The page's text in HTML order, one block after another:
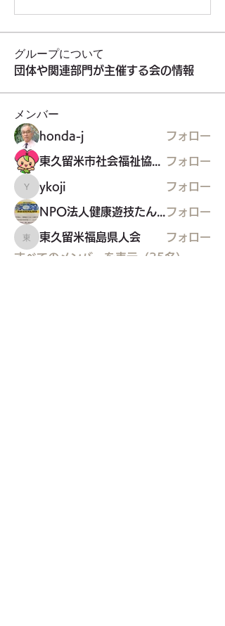
グループについて
団体や関連部門が主催する会の情報
メンバー
honda-j フォロー
フォロー
ykoji
ykoji フォロー
フォロー
東久留米福島県人会
東久留米福島県人会
フォロー
すべてのメンバーを表示（35名）